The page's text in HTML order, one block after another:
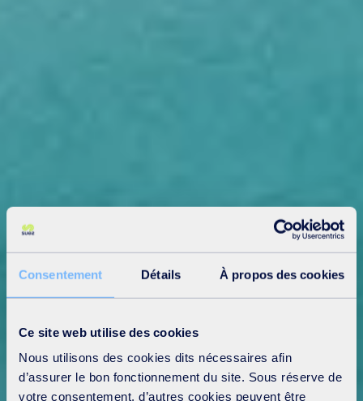
Consentement Détails À propos des cookies
Ce site web utilise des cookies
Nous utilisons des cookies dits nécessaires afin
d’assurer le bon fonctionnement du site. Sous réserve de
votre consentement, d’autres cookies peuvent être